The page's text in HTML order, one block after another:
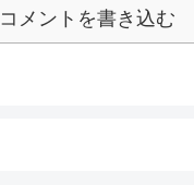
コメントを書き込む